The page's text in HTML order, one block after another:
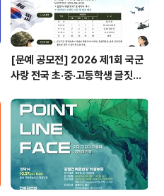
[문예 공모전] 2026 제1회 국군
사랑 전국 초·중·고등학생 글짓기